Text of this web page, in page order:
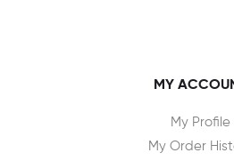
MY
My Profile
My Order